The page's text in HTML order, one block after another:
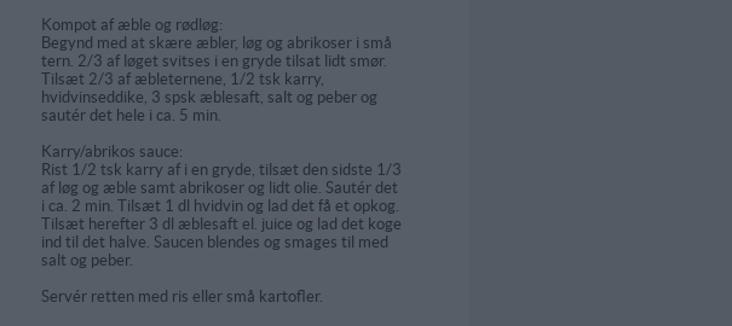
Kompot af æble og rødløg:
Begynd med at skære æbler, løg og abrikoser i små
tern. 2/3 af løget svitses i en gryde tilsat lidt smør.
Tilsæt 2/3 af æbleternene, 1/2 tsk karry,
hvidvinseddike, 3 spsk æblesaft, salt og peber og
sautér det hele i ca. 5 min.
Karry/abrikos sauce:
Rist 1/2 tsk karry af i en gryde, tilsæt den sidste 1/3
af løg og æble samt abrikoser og lidt olie. Sautér det
i ca. 2 min. Tilsæt 1 dl hvidvin og lad det få et opkog.
Tilsæt herefter 3 dl æblesaft el. juice og lad det koge
ind til det halve. Saucen blendes og smages til med
salt og peber.
Servér retten med ris eller små kartofler.